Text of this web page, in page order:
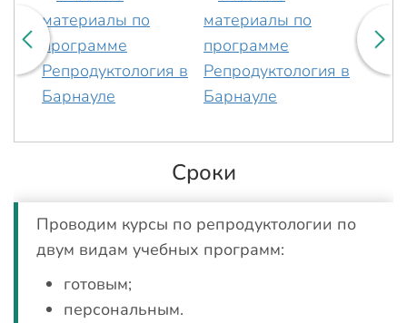
Сроки
Проводим курсы по репродуктологии по
двум видам учебных программ:
готовым;
персональным.